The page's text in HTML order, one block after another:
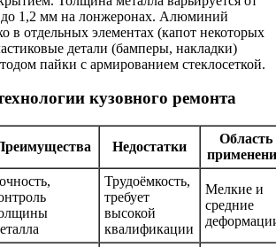
1,2 мм на лонжеронах. Алюминий
в отдельных элементах (капот некоторых
детали (бамперы, накладки)
пайки с армированием стеклосеткой.
кузовного ремонта
Недостатки
Область
Трудоёмкость,
требует
высокой
квалификации
Мелкие и
средние